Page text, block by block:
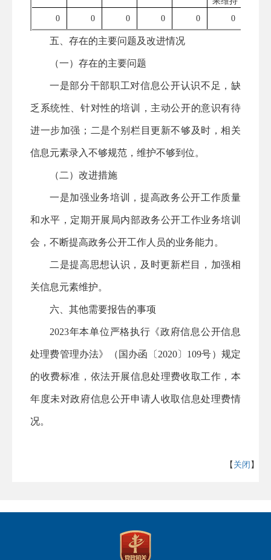
0
0 0 0 0 0
五、存在的主要问题及改进情况
（一）存在的主要问题
一是部分干部职工对信息公开认识不足，缺
乏系统性、针对性的培训，主动公开的意识有待
进一步加强；二是个别栏目更新不够及时，相关
信息元素录入不够规范，维护不够到位。
（二）改进措施
一是加强业务培训，提高政务公开工作质量
和水平，定期开展局内部政务公开工作业务培训
会，不断提高政务公开工作人员的业务能力 。
二是提高思想认识，及时更新栏目，加强相
关信息元素维护。
六、其他需要报告的事项
2023年本单位严格执行《政府信息公开信息
处理费管理办法》（国办函〔 2020〕 109号）规定
的收费标准，依法开展信息处理费收取工作，本
年度未对政府信息公开申请人收取信息处理费情
况。
【关闭】